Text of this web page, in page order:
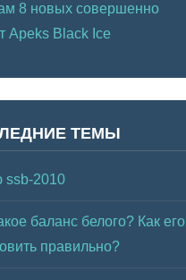
8 новых совершенно
Apeks Black Ice
ТЕМЫ
ssb-2010
баланс белого? Как его
правильно?